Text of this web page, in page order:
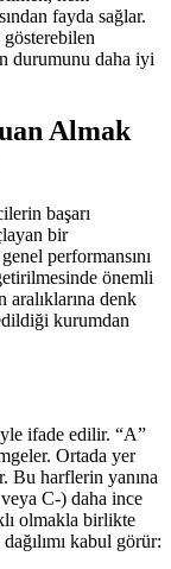
fayda sağlar.
gösterebilen
durumunu daha iyi
Almak
başarı
bir
performansını
önemli
denk
kurumdan
ifade edilir. “A”
Ortada yer
Bu harflerin yanına
C-) daha ince
olmakla birlikte
kabul görür: